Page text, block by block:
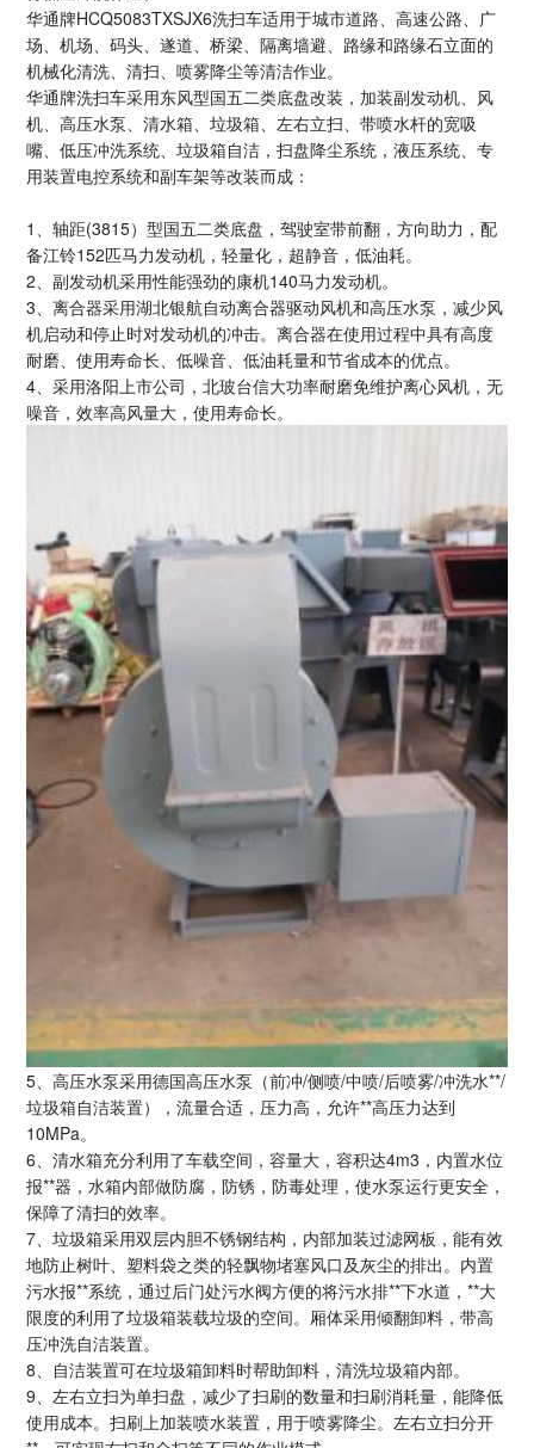
华通牌HCQ5083TXSJX6洗扫车适用于城市道路、高速公路、广
场、机场、码头、遂道、桥梁、隔离墙避、路缘和路缘石立面的
机械化清洗、清扫、喷雾降尘等清洁作业。
华通牌洗扫车采用东风型国五二类底盘改装，加装副发动机、风
机、高压水泵、清水箱、垃圾箱、左右立扫、带喷水杆的宽吸
嘴、低压冲洗系统、垃圾箱自洁，扫盘降尘系统，液压系统、专
用装置电控系统和副车架等改装而成：
1、轴距(3815）型国五二类底盘，驾驶室带前翻，方向助力，配
备江铃152匹马力发动机，轻量化，超静音，低油耗。
2、副发动机采用性能强劲的康机140马力发动机。
3、离合器采用湖北银航自动离合器驱动风机和高压水泵，减少风
机启动和停止时对发动机的冲击。离合器在使用过程中具有高度
耐磨、使用寿命长、低噪音、低油耗量和节省成本的优点。
4、采用洛阳上市公司，北玻台信大功率耐磨免维护离心风机，无
噪音，效率高风量大，使用寿命长。
5、高压水泵采用德国高压水泵（前冲/侧喷/中喷/后喷雾/冲洗水**/
垃圾箱自洁装置）
，流量合适，压力高，允许**高压力达到
10MPa。
6、清水箱充分利用了车载空间，容量大，容积达4m3，内置水位
报**器，水箱内部做防腐，防锈，防毒处理，使水泵运行更安全，
保障了清扫的效率。
7、垃圾箱采用双层内胆不锈钢结构，内部加装过滤网板，能有效
地防止树叶、塑料袋之类的轻飘物堵塞风口及灰尘的排出。内置
污水报**系统，通过后门处污水阀方便的将污水排**下水道，**大
限度的利用了垃圾箱装载垃圾的空间。厢体采用倾翻卸料，带高
压冲洗自洁装置。
8、自洁装置可在垃圾箱卸料时帮助卸料，清洗垃圾箱内部。
9、左右立扫为单扫盘，减少了扫刷的数量和扫刷消耗量，能降低
使用成本。扫刷上加装喷水装置，用于喷雾降尘。左右立扫分开